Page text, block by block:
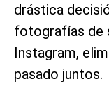
drástica
fotografías de
Instagram,
pasado juntos.